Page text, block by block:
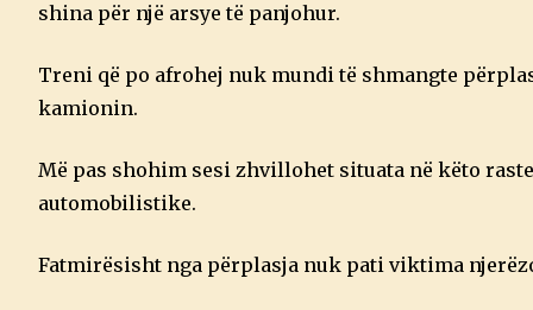
shina për një arsye të panjohur.
Treni që po afrohej nuk mundi të shmangte
kamionin.
Më pas shohim sesi zhvillohet situata në këto
automobilistike.
Fatmirësisht nga përplasja nuk pati viktima